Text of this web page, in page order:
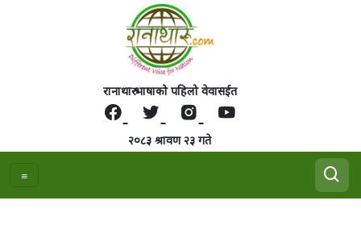
रानाथारु भाषाको पहिलो वेवासईत
२०८३ श्रावण २३ गते